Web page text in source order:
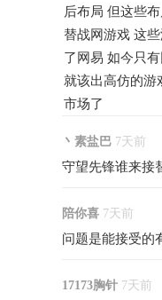
后布局 但这些
替战网游戏 这
了网易 如今只
就该出高仿的游
市场了
丶素盐巴 7天前
守望先锋谁来接
陪你喜 7天前
问题是能接受的
17173胸针 7天前